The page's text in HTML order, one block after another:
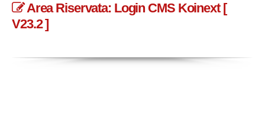
Area Riservata: Login CMS Koinext [
V23.2 ]